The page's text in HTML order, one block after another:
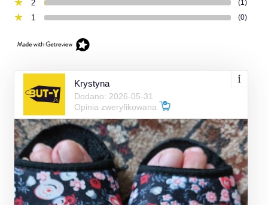
2 (1)
1 (0)
Krystyna
Dodano: 2026-05-31
Opinia zweryfikowana